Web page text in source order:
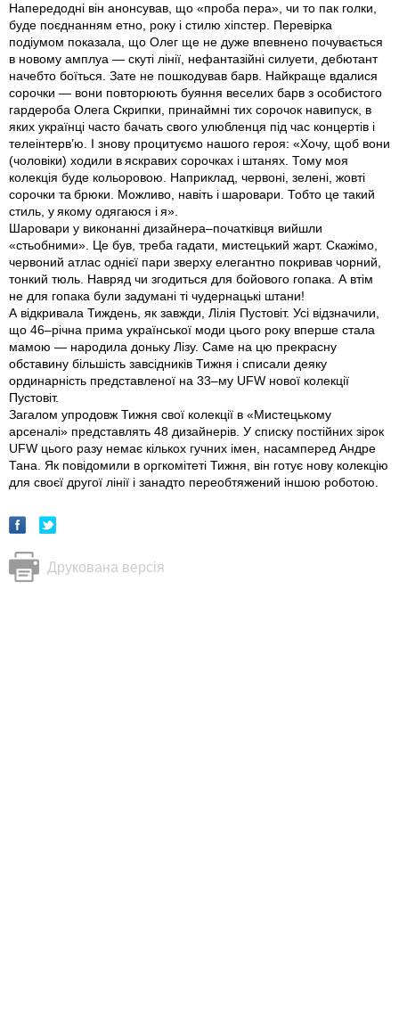
Напередодні він анонсував, що «проба пера», чи то пак голки,
буде поєднанням етно, року і стилю хіпстер. Перевірка
подіумом показала, що Олег ще не дуже впевнено почувається
в новому амплуа — скуті лінії, нефантазійні силуети, дебютант
начебто боїться. Зате не пошкодував барв. Найкраще вдалися
сорочки — вони повторюють буяння веселих барв з особистого
гардероба Олега Скрипки, принаймні тих сорочок навипуск, в
яких українці часто бачать свого улюбленця під час концертів і
телеінтерв’ю. І знову процитуємо нашого героя: «Хочу, щоб вони
(чоловіки) ходили в яскравих сорочках і штанях. Тому моя
колекція буде кольоровою. Наприклад, червоні, зелені, жовті
сорочки та брюки. Можливо, навіть і шаровари. Тобто це такий
стиль, у якому одягаюся і я».
Шаровари у виконанні дизайнера–початківця вийшли
«стьобними». Це був, треба гадати, мистецький жарт. Скажімо,
червоний атлас однієї пари зверху елегантно покривав чорний,
тонкий тюль. Навряд чи згодиться для бойового гопака. А втім
не для гопака були задумані ті чудернацькі штани!
А відкривала Тиждень, як завжди, Лілія Пустовіт. Усі відзначили,
що 46–річна прима української моди цього року вперше стала
мамою — народила доньку Лізу. Саме на цю прекрасну
обставину більшість завсідників Тижня і списали деяку
ординарність представленої на 33–му UFW нової колекції
Пустовіт.
Загалом упродовж Тижня свої колекції в «Мистецькому
арсеналі» представлять 48 дизайнерів. У списку постійних зірок
UFW цього разу немає кількох гучних імен, насамперед Андре
Тана. Як повідомили в оргкомітеті Тижня, він готує нову колекцію
для своєї другої лінії і занадто переобтяжений іншою роботою.
Друкована версія